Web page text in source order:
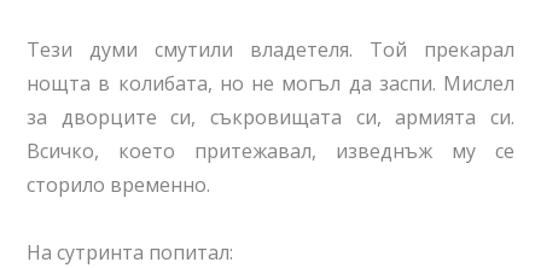
Тези думи смутили владетеля. Той прекарал
нощта в колибата, но не могъл да заспи. Мислел
за дворците си, съкровищата си, армията си.
Всичко, което притежавал, изведнъж му се
сторило временно.
На сутринта попитал: